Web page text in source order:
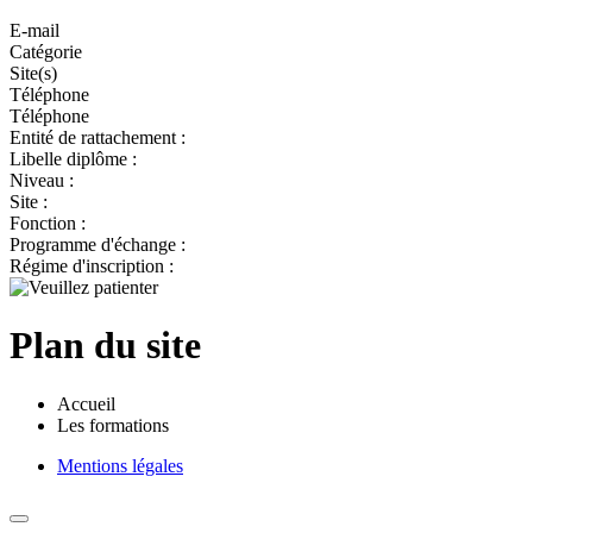
E-mail
Catégorie
Site(s)
Téléphone
Téléphone
Entité de rattachement :
Libelle diplôme :
Niveau :
Site :
Fonction :
Programme d'échange :
Régime d'inscription :
Plan du site
Accueil
Les formations
Mentions légales